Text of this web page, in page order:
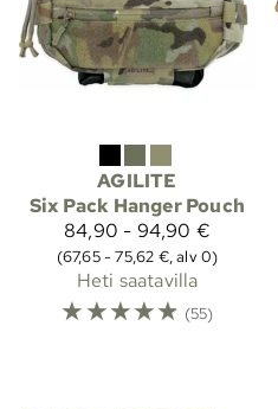
AGILITE
Six Pack Hanger Pouch
84,90 - 94,90 €
(67,65 - 75,62 €, alv 0)
Heti saatavilla
☆☆☆☆☆ (55)